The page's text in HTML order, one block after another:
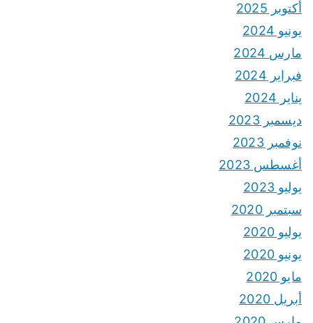
أكتوبر 2025
يونيو 2024
مارس 2024
فبراير 2024
يناير 2024
ديسمبر 2023
نوفمبر 2023
أغسطس 2023
يوليو 2023
سبتمبر 2020
يوليو 2020
يونيو 2020
مايو 2020
أبريل 2020